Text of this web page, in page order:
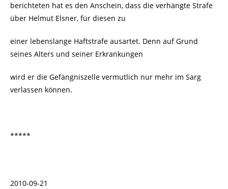
berichteten hat es den Anschein, dass die verhängte Strafe
über Helmut Elsner, für diesen zu
einer lebenslange Haftstrafe ausartet. Denn auf Grund
seines Alters und seiner Erkrankungen
wird er die Gefängniszelle vermutlich nur mehr im Sarg
verlassen können.
*****
2010-09-21